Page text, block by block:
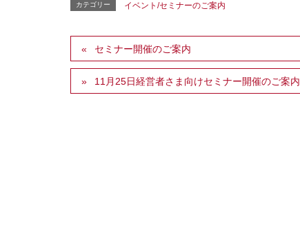
カテゴリー イベント/セミナーのご案内
セミナー開催のご案内
11月25日経営者さま向けセミナー開催のご案内